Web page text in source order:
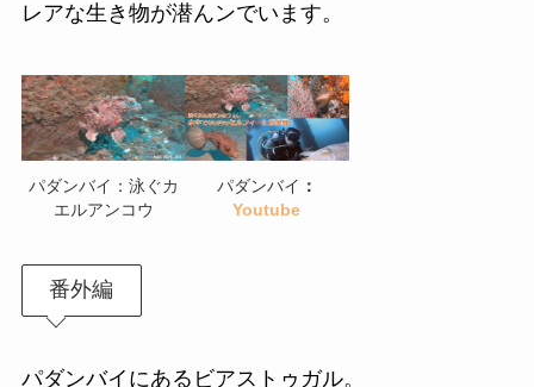
レアな生き物が潜んンでいます。
パダンバイ：泳ぐカ
エルアンコウ
パダンバイ ：
Youtube
番外編
パダンバイにあるビアストゥガル。